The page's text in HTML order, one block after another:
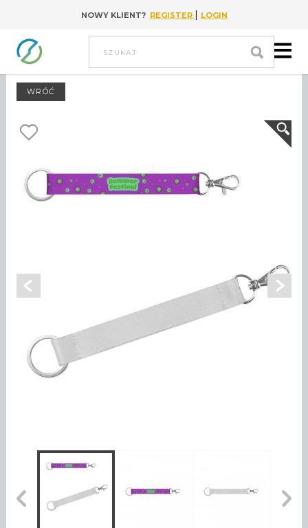
Go to contentNOWY KLIENT? REGISTER | LOGIN
szukaj
WRÓĆ